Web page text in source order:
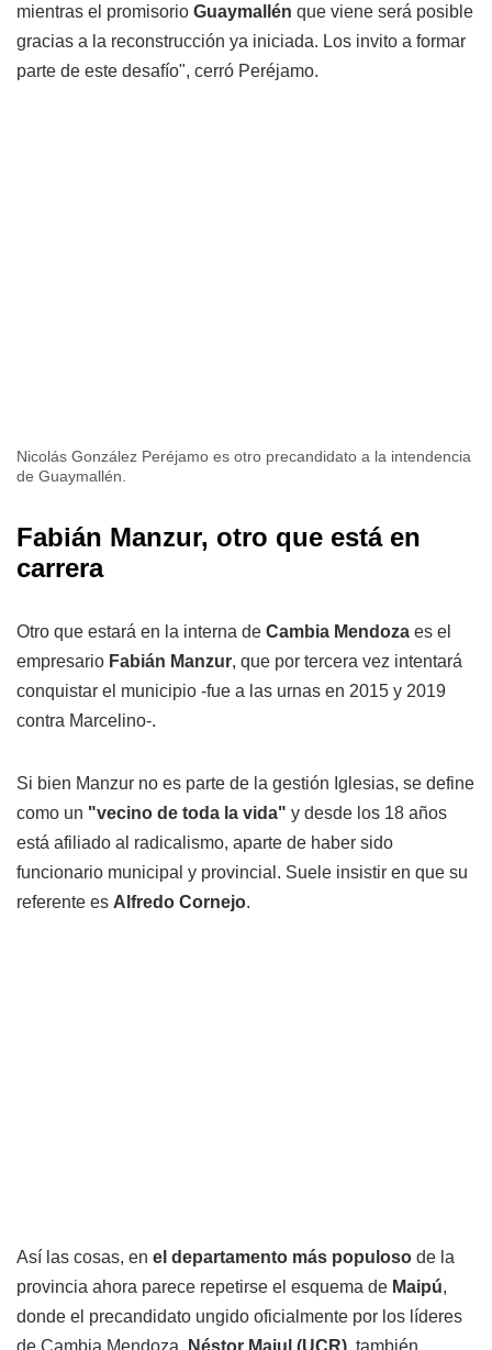
mientras el promisorio Guaymallén que viene será posible
gracias a la reconstrucción ya iniciada. Los invito a formar
parte de este desafío", cerró Peréjamo.
Nicolás González Peréjamo es otro precandidato a la intendencia
de Guaymallén.
Fabián Manzur, otro que está en
carrera
Otro que estará en la interna de Cambia Mendoza es el
empresario Fabián Manzur, que por tercera vez intentará
conquistar el municipio -fue a las urnas en 2015 y 2019
contra Marcelino-.
Si bien Manzur no es parte de la gestión Iglesias, se define
como un "vecino de toda la vida" y desde los 18 años
está afiliado al radicalismo, aparte de haber sido
funcionario municipal y provincial. Suele insistir en que su
referente es Alfredo Cornejo.
Así las cosas, en el departamento más populoso de la
provincia ahora parece repetirse el esquema de Maipú,
donde el precandidato ungido oficialmente por los líderes
de Cambia Mendoza,
Néstor Majul (UCR) , también